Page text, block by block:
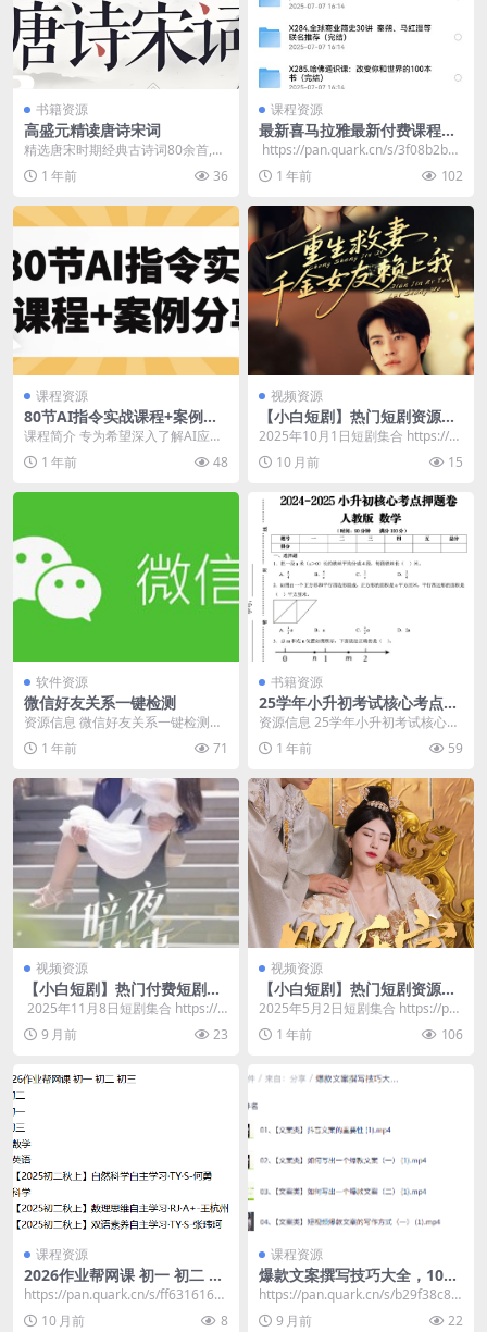
书籍资源
高盛元精读唐诗宋词
精选唐宋时期经典古诗词80余首,深
入浅出讲述诗歌的风格、派别、发
展脉络，完整展现...
1 年前 36
课程资源
最新喜马拉雅最新付费课程合
集【60G】
​ https://pan.quark.cn/s/3f08b2bbe
aef
1 年前 102
课程资源
80节AI指令实战课程+案例分
享
​课程简介 专为希望深入了解AI应用
的学员设计，课程涵盖80节实战指
令，结合丰富...
1 年前 48
视频资源
【小白短剧】热门短剧资源分
享2025年10月1日
2025年10月1日短剧集合 https://p
an.quark.cn/s/05...
10 月前 15
软件资源
微信好友关系一键检测
资源信息 微信好友关系一键检测：
看看谁把你拉黑或删除 资源目录 └
── Wech...
1 年前 71
书籍资源
25学年小升初考试核心考点押
题卷
资源信息 25学年小升初考试核心考
点押题卷 数学 资源目录 ├── 人教
版】20...
1 年前 59
视频资源
【小白短剧】热门付费短剧资
源分享2025年11月8日 74部
​ 2025年11月8日短剧集合 https://p
an.quark.cn/s/...
9 月前 23
视频资源
【小白短剧】热门短剧资源分
享2025年5月2日
2025年5月2日短剧集合 https://pa
n.quark.cn/s/6a5...
1 年前 106
课程资源
2026作业帮网课 初一 初二 初
三
​https://pan.quark.cn/s/ff631616b
a52 📁 2...
10 月前 8
课程资源
爆款文案撰写技巧大全，100
个必火标题模板+390条爆款文
案直接用
https://pan.quark.cn/s/b29f38c81
a57
9 月前 22